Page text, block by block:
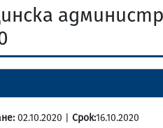
02.10.2020 | Срок:16.10.2020